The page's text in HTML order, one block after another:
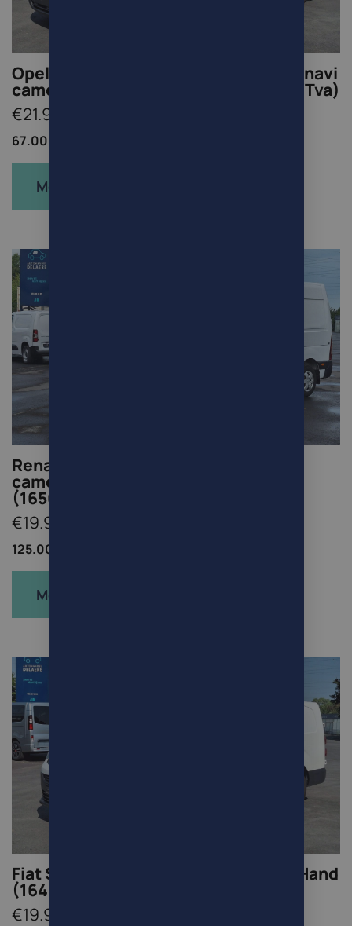
Opel Movano 2.3d L3H2 150pk trekh. navi
camera 67000km (18099Netto+btw/Tva)
€21.900
67.000km /
Meer info
Renault Master 2.3Dci L3H2 150pk
camera Navi 2023
(16500Netto+Btw/Tva)
€19.965
125.000km /
Meer info
Fiat Scudo 2.0d L3 navi camera 1ste Hand
(16488Netto+Btw/Tva)
€19.950